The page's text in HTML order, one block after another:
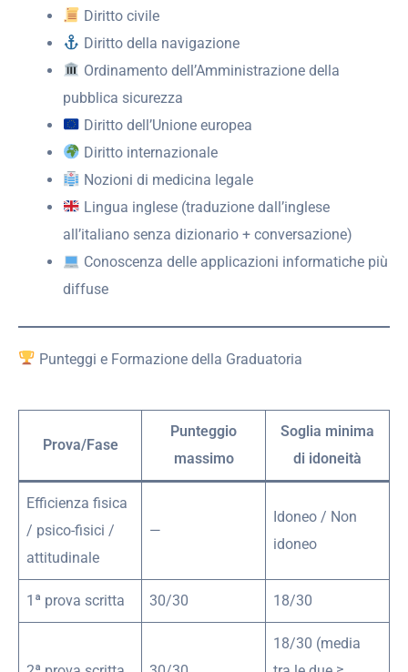
Diritto civile
Diritto della navigazione
Ordinamento dell’Amministrazione della
pubblica sicurezza
Diritto dell’Unione europea
Diritto internazionale
Nozioni di medicina legale
Lingua inglese (traduzione dall’inglese
all’italiano senza dizionario + conversazione)
Conoscenza delle applicazioni informatiche più
diffuse
Punteggi e Formazione della Graduatoria
Prova/Fase
Punteggio
massimo
Soglia minima
di idoneità
Efficienza fisica
/ psico-fisici /
attitudinale
—
Idoneo / Non
idoneo
1ª prova scritta 30/30 18/30
18/30 (media